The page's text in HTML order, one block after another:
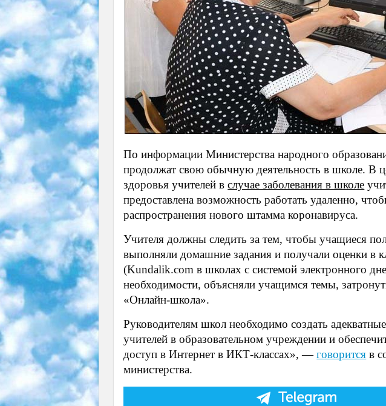
По информации Министерства народного
продолжат свою обычную деятельность в школе. В
здоровья учителей вслучае заболевания в школе
предоставлена ​​возможность работать удаленно,
распространения нового штамма коронавируса.
Учителя должны следить за тем, чтобы учащиеся
выполняли домашние задания и получали оценки в
(Kundalik.com в школах с системой электронного
необходимости, объясняли учащимся темы,
«Онлайн-школа».
Руководителям школ необходимо создать
учителей в образовательном учреждении и
доступ в Интернет в ИКТ-классах», —говорится в
министерства.